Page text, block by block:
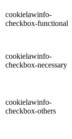
cookielawinfo-
checkbox-functional
cookielawinfo-
checkbox-necessary
cookielawinfo-
checkbox-others